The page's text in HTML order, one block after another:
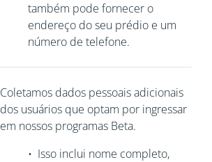
também pode fornecer o
endereço do seu prédio e um
número de telefone.
Coletamos dados pessoais adicionais
dos usuários que optam por ingressar
em nossos programas Beta.
• Isso inclui nome completo,